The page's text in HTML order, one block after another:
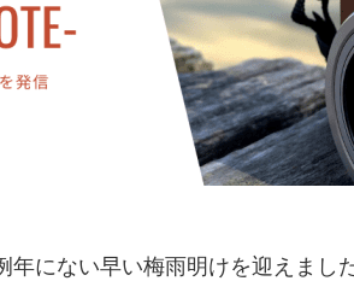
年にない早い梅雨明けを迎えまし